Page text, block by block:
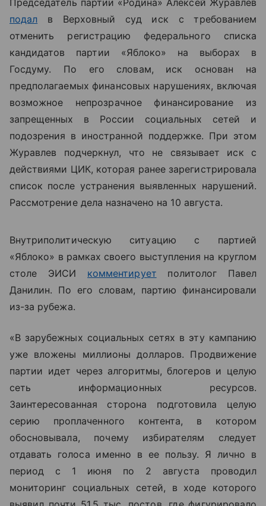
подал в Верховный суд иск с требованием
отменить регистрацию федерального списка
кандидатов партии «Яблоко» на выборах в
Госдуму. По его словам, иск основан на
предполагаемых финансовых нарушениях, включая
возможное непрозрачное финансирование из
запрещенных в России социальных сетей и
подозрения в иностранной поддержке. При этом
Журавлев подчеркнул, что не связывает иск с
действиями ЦИК, которая ранее зарегистрировала
список после устранения выявленных нарушений.
Рассмотрение дела назначено на 10 августа.
Внутриполитическую ситуацию с партией
«Яблоко» в рамках своего выступления на круглом
столе ЭИСИ комментирует
политолог Павел
Данилин. По его словам, партию финансировали
из-за рубежа.
«В зарубежных социальных сетях в эту кампанию
уже вложены миллионы долларов. Продвижение
партии идет через алгоритмы, блогеров и целую
сеть информационных ресурсов.
Заинтересованная сторона подготовила целую
серию проплаченного контента, в котором
обосновывала, почему избирателям следует
отдавать голоса именно в ее пользу. Я лично в
период с 1 июня по 2 августа проводил
мониторинг социальных сетей, в ходе которого